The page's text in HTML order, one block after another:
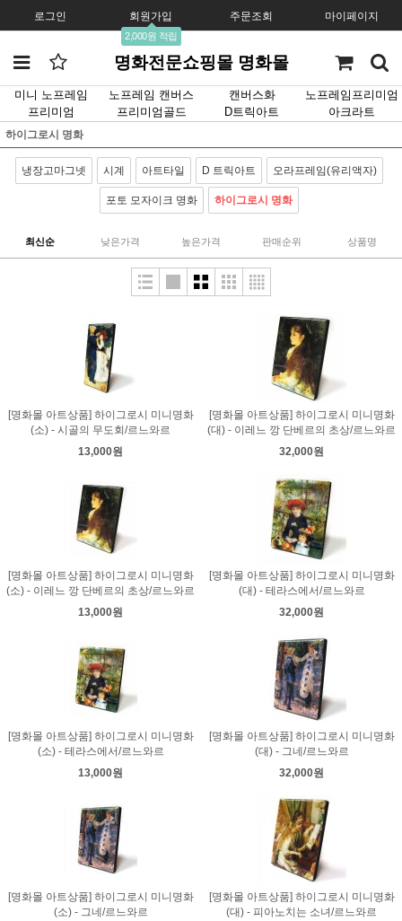
로그인 회원가입
2,000원 적립
주문조회 마이페이지
명화전문쇼핑몰 명화몰
미니 노프레임 노프레임 캔버스 캔버스화
노프레임프리미엄
프리미엄
프리미엄골드 D트릭아트 아크라트
하이그로시 명화
냉장고마그넷 시계 아트타일 D 트릭아트 오라프레임(유리액자)
포토 모자이크 명화 하이그로시 명화
최신순 낮은가격 높은가격 판매순위 상품명
[명화몰 아트상품] 하이그로시 미니명화
(소) - 시골의 무도회/르느와르
13,000원
[명화몰 아트상품] 하이그로시 미니명화
(대) - 이레느 깡 단베르의 초상/르느와르
32,000원
[명화몰 아트상품] 하이그로시 미니명화
(소) - 이레느 깡 단베르의 초상/르느와르
13,000원
[명화몰 아트상품] 하이그로시 미니명화
(대) - 테라스에서/르느와르
32,000원
[명화몰 아트상품] 하이그로시 미니명화
(소) - 테라스에서/르느와르
13,000원
[명화몰 아트상품] 하이그로시 미니명화
(대) - 그네/르느와르
32,000원
[명화몰 아트상품] 하이그로시 미니명화
(소) - 그네/르느와르
[명화몰 아트상품] 하이그로시 미니명화
(대) - 피아노치는 소녀/르느와르